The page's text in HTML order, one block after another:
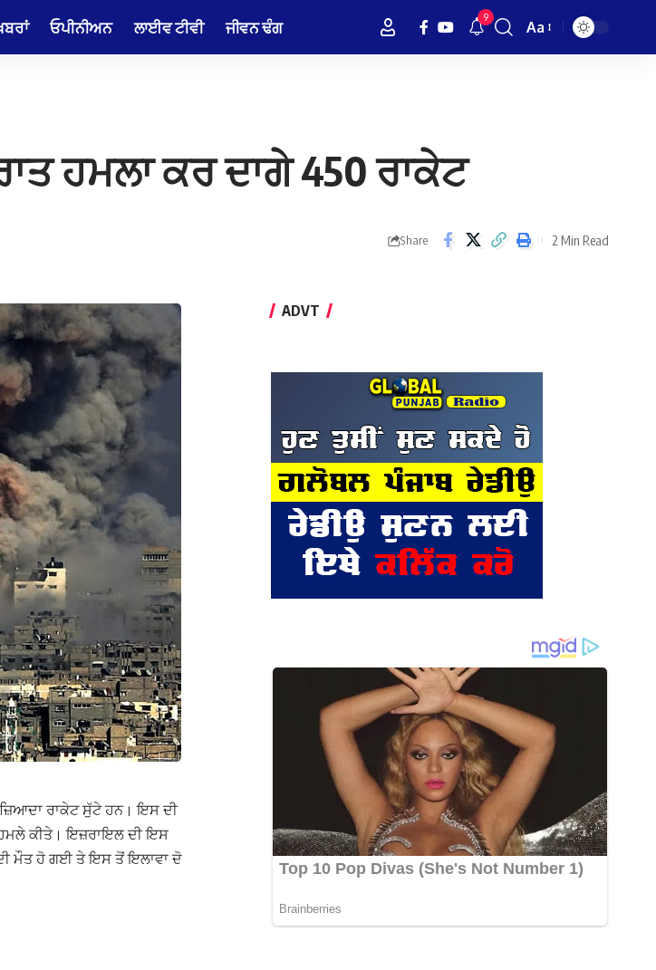
ਓਪੀਨੀਅਨ ਲਾਈਵ ਟੀਵੀ ਜੀਵਨ ਢੰਗ 9
Font
Aa
ਹਮਲਾ ਕਰ ਦਾਗੇ 450 ਰਾਕੇਟ
Share 2 Min Read
ਰਾਕੇਟ ਸੁੱਟੇ ਹਨ। ਇਸ ਦੀ
ਹਮਲੇ ਕੀਤੇ। ਇਜ਼ਰਾਇਲ ਦੀ ਇਸ
ਮੌਤ ਹੋ ਗਈ ਤੇ ਇਸ ਤੋਂ ਇਲਾਵਾ ਦੋ
ADVT